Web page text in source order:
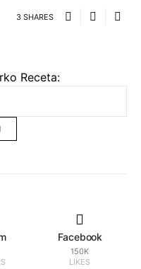
3 SHARES
Receta:
Facebook
150K
LIKES